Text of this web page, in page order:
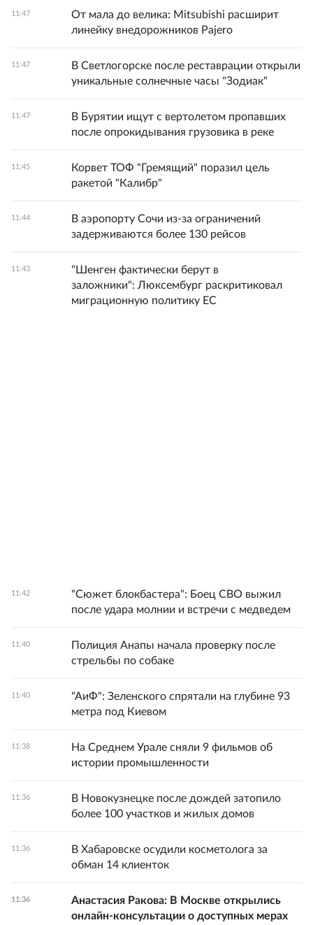
11:47
От мала до велика: Mitsubishi расширит
линейку внедорожников Pajero
11:47
В Светлогорске после реставрации открыли
уникальные солнечные часы "Зодиак"
11:47
В Бурятии ищут с вертолетом пропавших
после опрокидывания грузовика в реке
11:45
Корвет ТОФ "Гремящий" поразил цель
ракетой "Калибр"
11:44
В аэропорту Сочи из-за ограничений
задерживаются более 130 рейсов
11:43
"Шенген фактически берут в
заложники": Люксембург раскритиковал
миграционную политику ЕС
11:42
"Сюжет блокбастера": Боец СВО выжил
после удара молнии и встречи с медведем
11:40
Полиция Анапы начала проверку после
стрельбы по собаке
11:40
"АиФ": Зеленского спрятали на глубине 93
метра под Киевом
11:38
На Среднем Урале сняли 9 фильмов об
истории промышленности
11:36
В Новокузнецке после дождей затопило
более 100 участков и жилых домов
11:36
В Хабаровске осудили косметолога за
обман 14 клиенток
11:36
Анастасия Ракова: В Москве открылись
онлайн-консультации о доступных мерах